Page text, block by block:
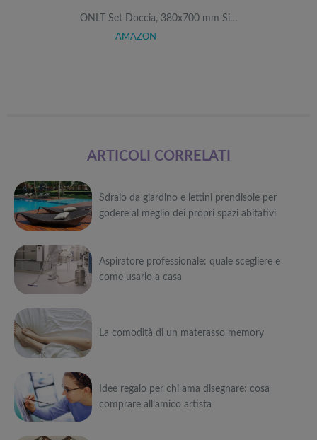
ONLT Set Doccia, 380x700 mm Si…
AMAZON
ARTICOLI CORRELATI
interessarti anche
Attrezzi
metà prezzo
Black Friday:
Tapis roulant,
cyclette,
vibranti
Migliori smart
TV in offerta
Black Friday:
PERDERE
Offerte robot
aspirapolvere
da non
perdere nella
Black Friday
Week
Tavola SUP
prezzo: i
migliori Stand
Up Paddle
Sdraio da giardino e lettini prendisole per
godere al meglio dei propri spazi abitativi
interessarti anche
Attrezzi
metà prezzo
Black Friday:
Tapis roulant,
cyclette,
Migliori smart
TV in offerta
Black Friday:
PERDERE
Offerte robot
aspirapolvere
Aspiratore professionale: quale scegliere e
come usarlo a casa
interessarti anche
Attrezzi
La comodità di un materasso memory
Idee regalo per chi ama disegnare: cosa
comprare all’amico artista